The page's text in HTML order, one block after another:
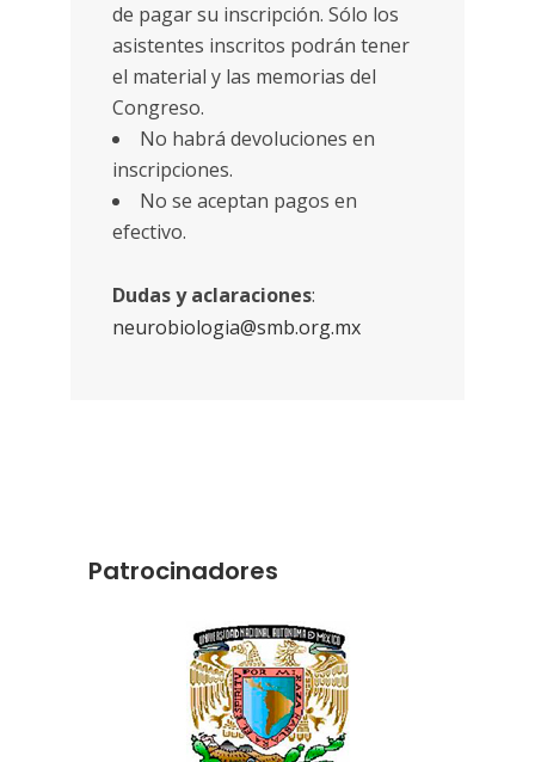
de pagar su inscripción. Sólo los
asistentes inscritos podrán tener
el material y las memorias del
Congreso.
No habrá devoluciones en
inscripciones.
No se aceptan pagos en
efectivo.
Dudas y aclaraciones:
neurobiologia@smb.org.mx
Patrocinadores